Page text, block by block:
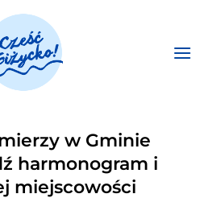
w Gminie
harmonogram i
miejscowości